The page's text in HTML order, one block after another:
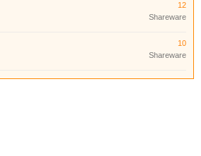
12
Shareware
10
Shareware